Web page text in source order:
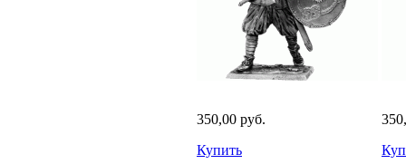
350,00 руб.
Купить